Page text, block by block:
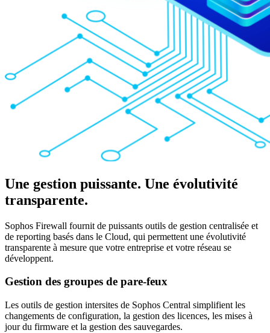
Une gestion puissante. Une évolutivité
transparente.
Sophos Firewall fournit de puissants outils de gestion centralisée et
de reporting basés dans le Cloud, qui permettent une évolutivité
transparente à mesure que votre entreprise et votre réseau se
développent.
Gestion des groupes de pare-feux
Les outils de gestion intersites de Sophos Central simplifient les
changements de configuration, la gestion des licences, les mises à
jour du firmware et la gestion des sauvegardes.